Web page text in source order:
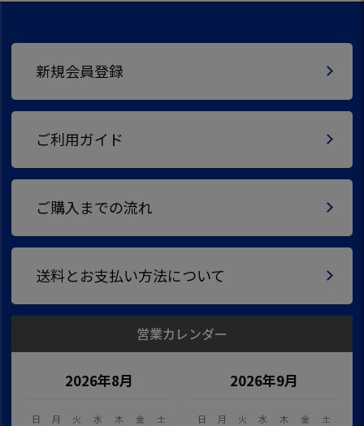
新規会員登録
ご利用ガイド
ご購入までの流れ
送料とお支払い方法について
営業カレンダー
2026年8月
日 月 火 水 木 金 土
2026年9月
日 月 火 水 木 金 土